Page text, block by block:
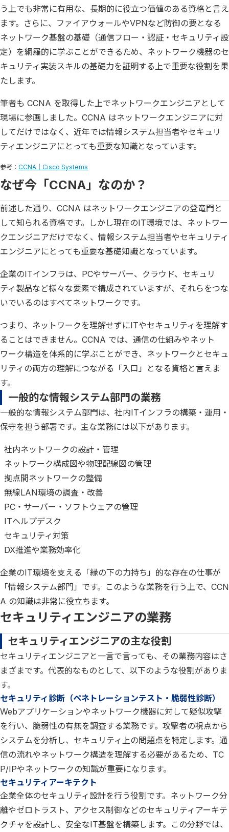
う上でも非常に有用な、長期的に役立つ価値のある資格と言え
ます。さらに、ファイアウォールやVPNなど防御の要となる
ネットワーク基盤の基礎（通信フロー・認証・セキュリティ設
定）を網羅的に学ぶことができるため、ネットワーク機器のセ
キュリティ実装スキルの基礎力を証明する上で重要な役割を果
たします。
筆者も CCNA を取得した上でネットワークエンジニアとして
現場に参画しました。CCNA はネットワークエンジニアに対
してだけではなく、近年では情報システム担当者やセキュリ
ティエンジニアにとっても重要な知識となっています。
参考： CCNA｜Cisco Systems
なぜ今「CCNA」なのか？
前述した通り、CCNA はネットワークエンジニアの登竜門と
して知られる資格です。しかし現在のIT環境では、ネットワー
クエンジニアだけでなく、情報システム担当者やセキュリティ
エンジニアにとっても重要な基礎知識となっています。
企業のITインフラは、PCやサーバー、クラウド、セキュリ
ティ製品など様々な要素で構成されていますが、それらをつな
いでいるのはすべてネットワークです。
つまり、ネットワークを理解せずにITやセキュリティを理解す
ることはできません。CCNA では、通信の仕組みやネット
ワーク構造を体系的に学ぶことができ、ネットワークとセキュ
リティの両方の理解につながる「入口」となる資格と言えま
す。
一般的な情報システム部門の業務
一般的な情報システム部門は、社内ITインフラの構築・運用・
保守を担う部署です。主な業務には以下があります。
社内ネットワークの設計・管理
ネットワーク構成図や物理配線図の管理
拠点間ネットワークの整備
無線LAN環境の調査・改善
PC・サーバー・ソフトウェアの管理
ITヘルプデスク
セキュリティ対策
DX推進や業務効率化
企業のIT環境を支える「縁の下の力持ち」的な存在の仕事が
「情報システム部門」です。このような業務を行う上で、CCN
A の知識は非常に役立ちます。
セキュリティエンジニアの業務
セキュリティエンジニアの主な役割
セキュリティエンジニアと一言で言っても、その業務内容はさ
まざまです。代表的なものとして、以下のような役割がありま
す。
セキュリティ診断（ペネトレーションテスト・脆弱性診断）
Webアプリケーションやネットワーク機器に対して疑似攻撃
を行い、脆弱性の有無を調査する業務です。攻撃者の視点から
システムを分析し、セキュリティ上の問題点を特定します。通
信の流れやネットワーク構造を理解する必要があるため、TC
P/IPやネットワークの知識が重要になります。
セキュリティアーキテクト
企業全体のセキュリティ設計を行う役割です。ネットワーク分
離やゼロトラスト、アクセス制御などのセキュリティアーキテ
クチャを設計し、安全なIT基盤を構築します。この分野では、